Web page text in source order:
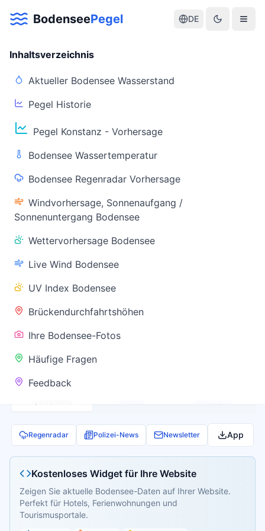
BodenseePegel DE
Inhaltsverzeichnis
Aktueller Bodensee Wasserstand
Pegel Historie
Pegel Konstanz - Vorhersage
Bodensee Wassertemperatur
Bodensee Regenradar Vorhersage
Windvorhersage, Sonnenaufgang /
Sonnenuntergang Bodensee
Wettervorhersage Bodensee
Live Wind Bodensee
UV Index Bodensee
Brückendurchfahrtshöhen
Ihre Bodensee-Fotos
Häufige Fragen
Feedback
Aktuelle Warnlage Bodensee
Aktueller Bodensee Pegel & Wasserstand
Live-Daten
(Konstanz)
Wassertemperatur
(Friedrichshafen)
Warnstatus
✅ Keine
Warnung
Regenradar Polizei-News Newsletter App
Kostenloses Widget für Ihre Website
Zeigen Sie aktuelle Bodensee-Daten auf Ihrer Website.
Perfekt für Hotels, Ferienwohnungen und
Tourismusportale.